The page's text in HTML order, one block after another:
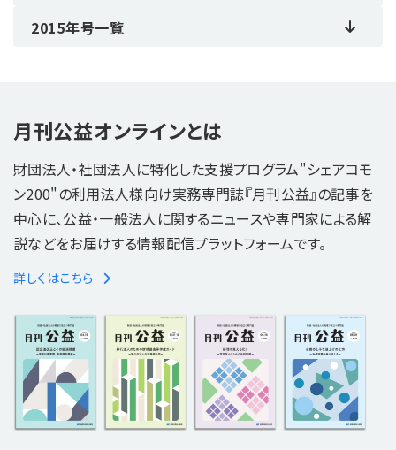
2015年号一覧
月刊公益オンラインとは
財団法人・社団法人に特化した支援プログラム"シェアコモ
ン200"の利用法人様向け実務専門誌『月刊公益』の記事を
中心に、公益・一般法人に関するニュースや専門家による解
説などをお届けする情報配信プラットフォームです。
詳しくはこちら